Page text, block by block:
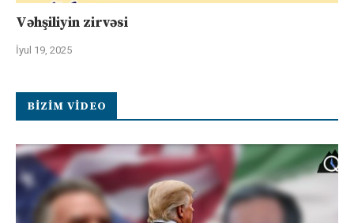
Vəhşiliyin zirvəsi
İyul 19, 2025
BIZIM VIDEO